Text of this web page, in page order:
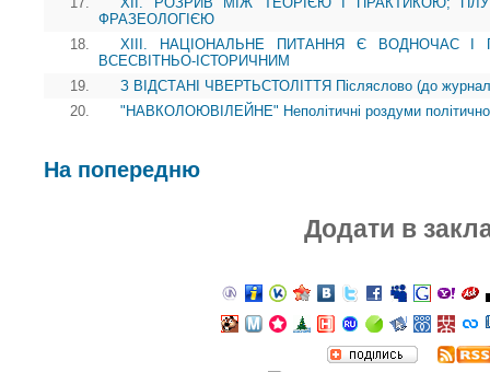
ФРАЗЕОЛОГІЄЮ
18.
XIII. НАЦІОНАЛЬНЕ ПИТАННЯ Є ВОДНОЧАС І
ВСЕСВІТНЬО-ІСТОРИЧНИМ
19.
З ВІДСТАНІ ЧВЕРТЬСТОЛІТТЯ Післяслово (до
20.
"НАВКОЛОЮВІЛЕЙНЕ" Неполітичні роздуми
На попередню
Додати в